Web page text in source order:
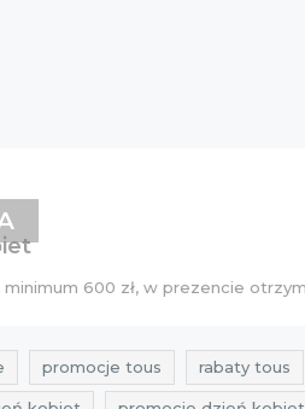
600 zł, w prezencie
promocje tous rabaty tous